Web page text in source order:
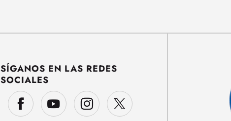
SÍGANOS EN LAS REDES
SOCIALES